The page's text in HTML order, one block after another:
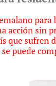
para
acción sin
que sufren
se puede